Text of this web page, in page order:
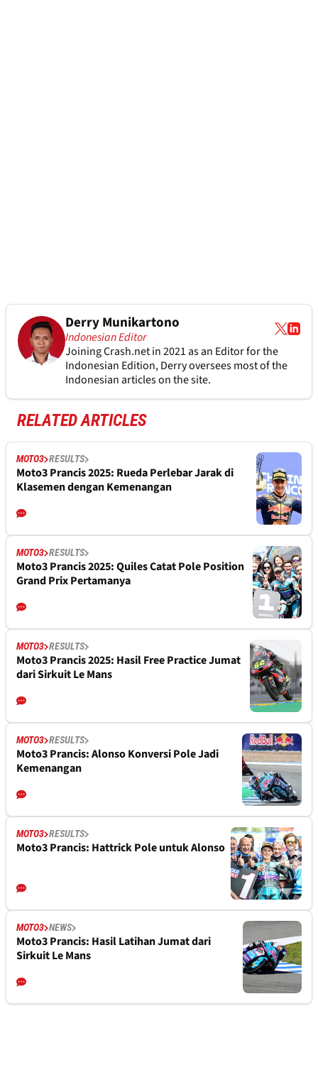
Derry Munikartono
Indonesian Editor
Joining Crash.net in 2021 as an Editor for the
Indonesian Edition, Derry oversees most of the
Indonesian articles on the site.
RELATED ARTICLES
MOTO3 RESULTS
Moto3 Prancis 2025: Rueda Perlebar Jarak di
Klasemen dengan Kemenangan
MOTO3 RESULTS
Moto3 Prancis 2025: Quiles Catat Pole Position
Grand Prix Pertamanya
MOTO3 RESULTS
Moto3 Prancis 2025: Hasil Free Practice Jumat
dari Sirkuit Le Mans
MOTO3 RESULTS
Moto3 Prancis: Alonso Konversi Pole Jadi
Kemenangan
MOTO3 RESULTS
Moto3 Prancis: Hattrick Pole untuk Alonso
MOTO3 NEWS
Moto3 Prancis: Hasil Latihan Jumat dari
Sirkuit Le Mans